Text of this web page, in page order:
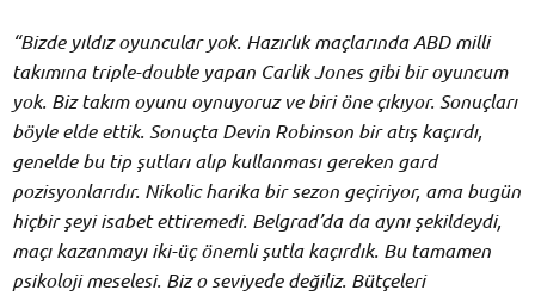
“Bizde yıldız oyuncular yok. Hazırlık maçlarında ABD milli
takımına triple-double yapan Carlik Jones gibi bir oyuncum
yok. Biz takım oyunu oynuyoruz ve biri öne çıkıyor. Sonuçları
böyle elde ettik. Sonuçta Devin Robinson bir atış kaçırdı,
genelde bu tip şutları alıp kullanması gereken gard
pozisyonlarıdır. Nikolic harika bir sezon geçiriyor, ama bugün
hiçbir şeyi isabet ettiremedi. Belgrad’da da aynı şekildeydi,
maçı kazanmayı iki-üç önemli şutla kaçırdık. Bu tamamen
psikoloji meselesi. Biz o seviyede değiliz. Bütçeleri